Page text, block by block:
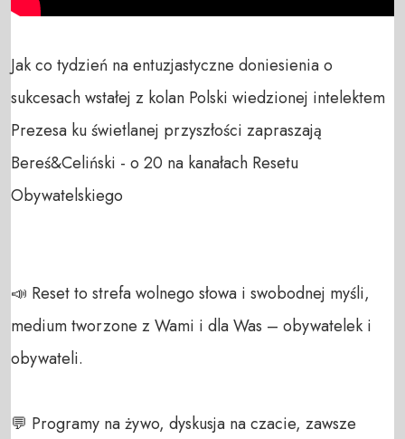
Jak co tydzień na entuzjastyczne doniesienia o
sukcesach wstałej z kolan Polski wiedzionej intelektem
Prezesa ku świetlanej przyszłości zapraszają
Bereś&Celiński - o 20 na kanałach Resetu
Obywatelskiego
📣 Reset to strefa wolnego słowa i swobodnej myśli,
medium tworzone z Wami i dla Was – obywatelek i
obywateli.
💬 Programy na żywo, dyskusja na czacie, zawsze